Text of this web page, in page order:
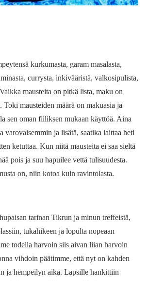
kurkumasta, garam masalasta,
currysta, inkivääristä, valkosipulista,
mausteita on pitkä lista, maku on
Toki mausteiden määrä on makuasia ja
sen oman fiiliksen mukaan käyttöä. Aina
varovaisemmin ja lisätä, saatika laittaa heti
ketuttaa. Kun niitä mausteita ei saa sieltä
pois ja suu hapuilee vettä tulisuudesta.
on, niin kotoa kuin ravintolasta.
tarinan Tikrun ja minun treffeistä,
tukahikeen ja lopulta nopeaan
todella harvoin siis aivan liian harvoin
vihdoin päätimme, että nyt on kahden
ja hempeilyn aika. Lapsille hankittiin